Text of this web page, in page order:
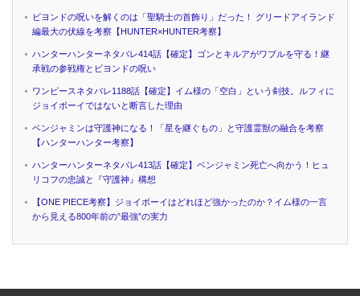
ビヨンドの呪いを解くのは「聖騎士の首飾り」だった！ グリードアイランド
編最大の伏線を考察【HUNTER×HUNTER考察】
ハンターハンターネタバレ414話【確定】ゴンとキルアがワブルを守る！継
承戦の参戦権とビヨンドの呪い
ワンピースネタバレ1188話【確定】イム様の「空白」という剣技。ルフィに
ジョイボーイではないと断言した理由
ベンジャミンは守護神になる！「星を継ぐもの」と守護霊獣の融合を考察
【ハンターハンター考察】
ハンターハンターネタバレ413話【確定】ベンジャミン死亡へ向かう！ヒュ
リコフの忠誠と『守護神』構想
【ONE PIECE考察】ジョイボーイはどれほど強かったのか？イム様の一言
から見える800年前の”最強”の実力